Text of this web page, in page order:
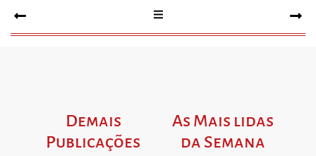
Demais
Publicações
As Mais lidas
da Semana